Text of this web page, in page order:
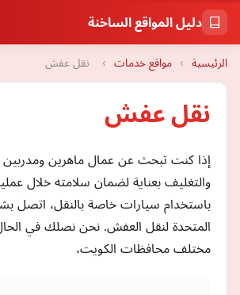
دليل المواقع الساخنة
الرئيسية › مواقع خدمات › نقل عفش
نقل عفش
إذا كنت تبحث عن عمال ماهرين ومدربين
والتغليف بعناية لضمان سلامته خلال
باستخدام سيارات خاصة بالنقل، اتصل
المتحدة لنقل العفش. نحن نصلك في
مختلف محافظات الكويت،